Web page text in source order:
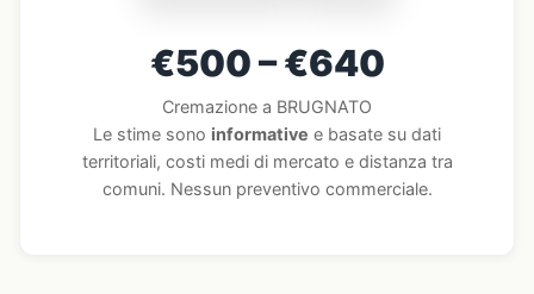
€500 – €640
Cremazione a BRUGNATO
Le stime sono informative e basate su dati
territoriali, costi medi di mercato e distanza tra
comuni. Nessun preventivo commerciale.